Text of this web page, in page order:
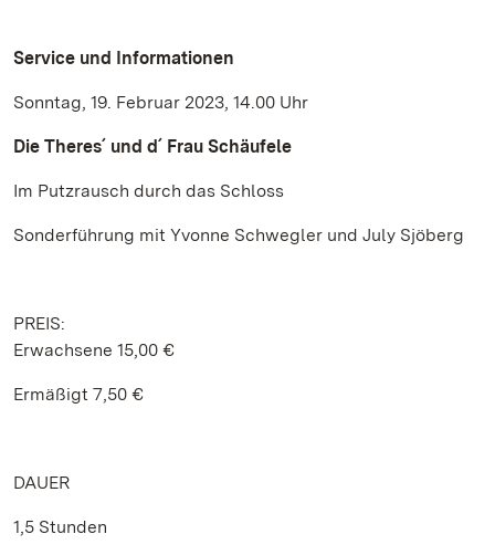
Service und Informationen
Sonntag, 19. Februar 2023, 14.00 Uhr
Die Theres´ und d´ Frau Schäufele
Im Putzrausch durch das Schloss
Sonderführung mit Yvonne Schwegler und July Sjöberg
PREIS:
Erwachsene 15,00 €
Ermäßigt 7,50 €
DAUER
1,5 Stunden